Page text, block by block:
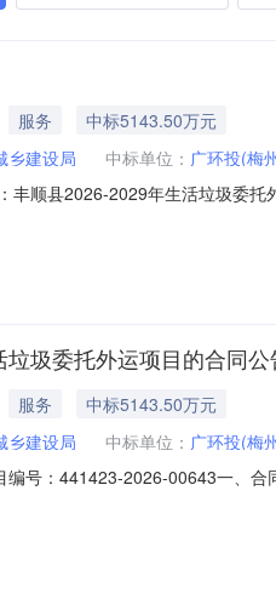
服务
中标5143.50万元
乡建设局 中标单位： 广环投(梅
顺县2026-2029年生活垃圾委
坑镇邓屋村五斗种联系方式：
圾委托外运项目的合同公
服务
中标5143.50万元
乡建设局 中标单位： 广环投(梅
号：441423-2026-00643一、
)：广环投（梅州）城市环境管理